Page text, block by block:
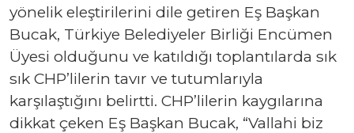
yönelik eleştirilerini dile getiren Eş Başkan
Bucak, Türkiye Belediyeler Birliği Encümen
Üyesi olduğunu ve katıldığı toplantılarda sık
sık CHP’lilerin tavır ve tutumlarıyla
karşılaştığını belirtti. CHP’lilerin kaygılarına
dikkat çeken Eş Başkan Bucak, “Vallahi biz